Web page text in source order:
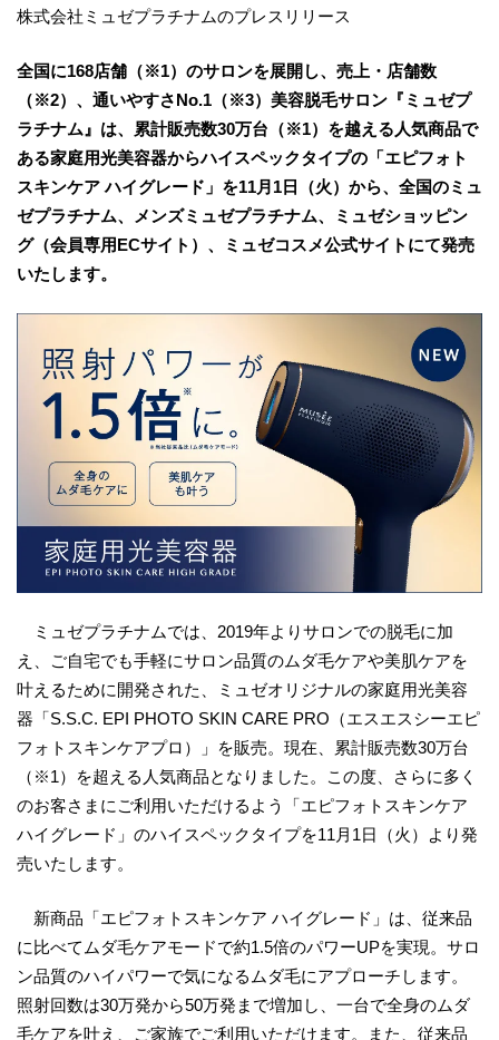
株式会社ミュゼプラチナムのプレスリリース
全国に168店舗（※1）のサロンを展開し、売上・店舗数
（※2）、通いやすさNo.1（※3）美容脱毛サロン『ミュゼプ
ラチナム』は、累計販売数30万台（※1）を越える人気商品で
ある家庭用光美容器からハイスペックタイプの「エピフォト
スキンケア ハイグレード」を11月1日（火）から、全国のミュ
ゼプラチナム、メンズミュゼプラチナム、ミュゼショッピン
グ（会員専用ECサイト）、ミュゼコスメ公式サイトにて発売
いたします。
ミュゼプラチナムでは、2019年よりサロンでの脱毛に加
え、ご自宅でも手軽にサロン品質のムダ毛ケアや美肌ケアを
叶えるために開発された、ミュゼオリジナルの家庭用光美容
器「S.S.C. EPI PHOTO SKIN CARE PRO（エスエスシーエピ
フォトスキンケアプロ）」を販売。現在、累計販売数30万台
（※1）を超える人気商品となりました。この度、さらに多く
のお客さまにご利用いただけるよう「エピフォトスキンケア
ハイグレード」のハイスペックタイプを11月1日（火）より発
売いたします。
新商品「エピフォトスキンケア ハイグレード」は、従来品
に比べてムダ毛ケアモードで約1.5倍のパワーUPを実現。サロ
ン品質のハイパワーで気になるムダ毛にアプローチします。
照射回数は30万発から50万発まで増加し、一台で全身のムダ
毛ケアを叶え、ご家族でご利用いただけます。また、従来品